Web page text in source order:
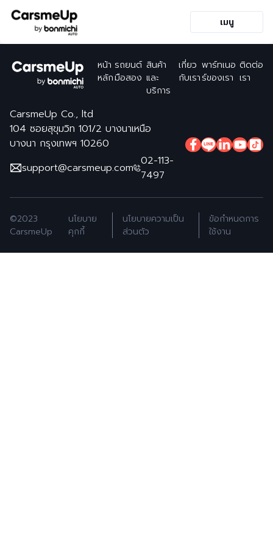
เมนู
หน้า
หลัก
รถยนต์
มือสอง
สินค้า
และ
บริการ
เกี่ยว
กับเรา
พาร์ทเนอ
ร์ของเรา
ติดต่อ
เรา
CarsmeUp Co., ltd
104 ซอยสุขุมวิท 101/2 บางนาเหนือ
บางนา กรุงเทพฯ 10260
support@carsmeup.com 02-113-
7497
©2023
CarsmeUp
นโยบาย
คุกกี้
นโยบายความเป็น
ส่วนตัว
ข้อกำหนดการ
ใช้งาน